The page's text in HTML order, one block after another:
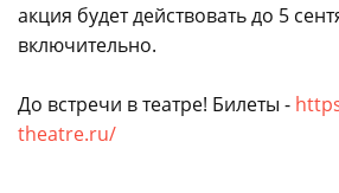
акция будет действовать до 5
включительно.
До встречи в театре! Билеты -
theatre.ru/